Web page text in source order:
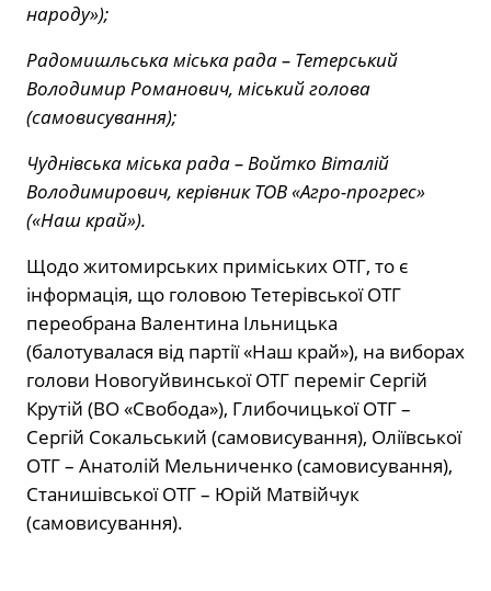
народу»);
Радомишльська міська рада – Тетерський
Володимир Романович, міський голова
(самовисування);
Чуднівська міська рада – Войтко Віталій
Володимирович, керівник ТОВ «Агро-прогрес»
(«Наш край»).
Щодо житомирських приміських ОТГ, то є
інформація, що головою Тетерівської ОТГ
переобрана Валентина Ільницька
(балотувалася від партії «Наш край»), на виборах
голови Новогуйвинської ОТГ переміг Сергій
Крутій (ВО «Свобода»), Глибочицької ОТГ –
Сергій Сокальський (самовисування), Оліївської
ОТГ – Анатолій Мельниченко (самовисування),
Станишівської ОТГ – Юрій Матвійчук
(самовисування).